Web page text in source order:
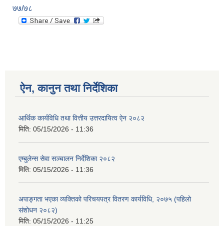
७७/७८
ऐन, कानुन तथा निर्देशिका
आर्थिक कार्यविधि तथा वित्तीय उत्तरदायित्व ऐन २०८२
मिति: 05/15/2026 - 11:36
एम्बुलेन्स सेवा सञ्चालन निर्देशिका २०८२
मिति: 05/15/2026 - 11:36
अपाङ्गता भएका व्यक्तिको परिचयपत्र वितरण कार्यविधि, २०७५ (पहिलो
संशोधन २०८२)
मिति: 05/15/2026 - 11:25